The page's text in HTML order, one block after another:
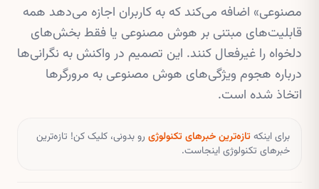
مصنوعی» اضافه می‌کند که به کاربران اجازه می‌دهد همه
قابلیت‌های مبتنی بر هوش مصنوعی یا فقط بخش‌های
دلخواه را غیرفعال کنند. این تصمیم در واکنش به نگرانی‌ها
درباره هجوم ویژگی‌های هوش مصنوعی به مرورگرها
اتخاذ شده است.
برای اینکهتازه‌ترین خبرهای تکنولوژی رو بدونی، کلیک کن! تازه‌ترین
خبرهای تکنولوژی اینجاست.